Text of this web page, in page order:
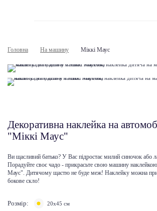
Головна На машину Міккі Маус
Декоративна наклейка на
"Міккі Маус"
Ви щасливий батько? У Вас підростає милий синочок або
Порадуйте своє чадо - прикрасьте свою машину
Маус". Дитячому щастю не буде меж! Наклейку можна
бокове скло!
Розмір: 20x45 cм